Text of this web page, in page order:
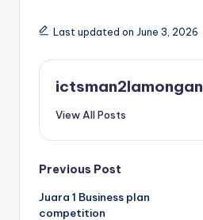
Last updated on June 3, 2026
ictsman2lamongan
View All Posts
Post
navigation
Previous Post
Juara 1 Business plan
competition